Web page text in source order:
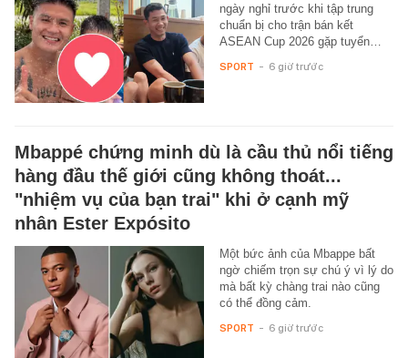
ngày nghỉ trước khi tập trung
chuẩn bị cho trận bán kết
ASEAN Cup 2026 gặp tuyển…
SPORT - 6 giờ trước
Mbappé chứng minh dù là cầu thủ nổi tiếng
hàng đầu thế giới cũng không thoát...
"nhiệm vụ của bạn trai" khi ở cạnh mỹ
nhân Ester Expósito
Một bức ảnh của Mbappe bất
ngờ chiếm trọn sự chú ý vì lý do
mà bất kỳ chàng trai nào cũng
có thể đồng cảm.
SPORT - 6 giờ trước